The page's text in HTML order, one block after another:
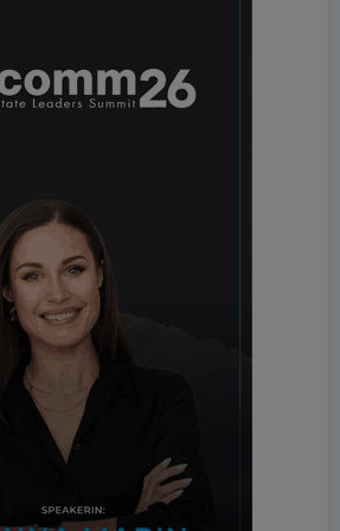
im Städteranking trotz eines
338.000 Euro wurden
im ersten Halbjahr 2023 in
gingen um
den Tisch. In der
zeigte sich ebenfalls ein
zwischen den beiden
Während der
für Neubauwohnungen im
Halbjahr 2022 um fast 3
jener für Bestandswohnungen